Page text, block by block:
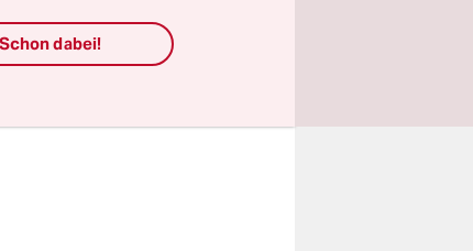
Schon dabei!